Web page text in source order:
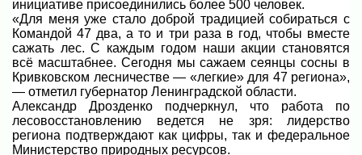
инициативе присоединились более 500 человек.
«Для меня уже стало доброй традицией собираться с
Командой 47 два, а то и три раза в год, чтобы вместе
сажать лес. С каждым годом наши акции становятся
всё масштабнее. Сегодня мы сажаем сеянцы сосны в
Кривковском лесничестве — «легкие» для 47 региона»,
— отметил губернатор Ленинградской области.
Александр Дрозденко подчеркнул, что работа по
лесовосстановлению ведется не зря: лидерство
региона подтверждают как цифры, так и федеральное
Министерство природных ресурсов.